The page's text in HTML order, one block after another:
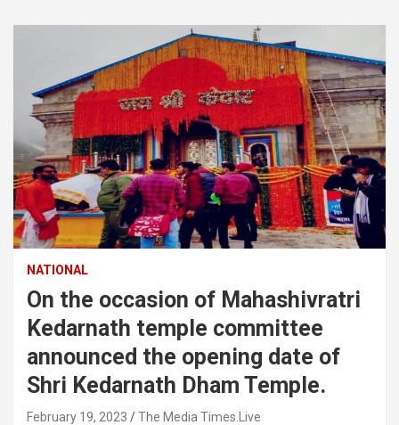
NATIONAL
On the occasion of Mahashivratri
Kedarnath temple committee
announced the opening date of
Shri Kedarnath Dham Temple.
February 19, 2023 The Media Times.Live